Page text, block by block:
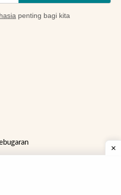
penting bagi kita